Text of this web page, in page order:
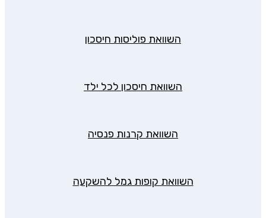
השוואת פוליסות חיסכון
השוואת חיסכון לכל ילד
השוואת קרנות פנסיה
השוואת קופות גמל להשקעה